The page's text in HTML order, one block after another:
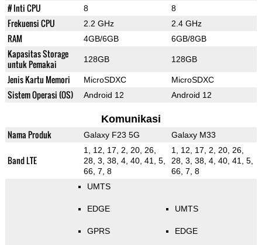
# Inti CPU 8 8
Frekuensi CPU 2.2 GHz 2.4 GHz
RAM 4GB/6GB 6GB/8GB
Kapasitas Storage
untuk Pemakai
128GB 128GB
Jenis Kartu Memori MicroSDXC MicroSDXC
Sistem Operasi (OS) Android 12 Android 12
Komunikasi
Nama Produk Galaxy F23 5G Galaxy M33
Band LTE
1, 12, 17, 2, 20, 26,
28, 3, 38, 4, 40, 41, 5,
66, 7, 8
1, 12, 17, 2, 20, 26,
28, 3, 38, 4, 40, 41, 5,
66, 7, 8
UMTS
EDGE
GPRS
UMTS
EDGE